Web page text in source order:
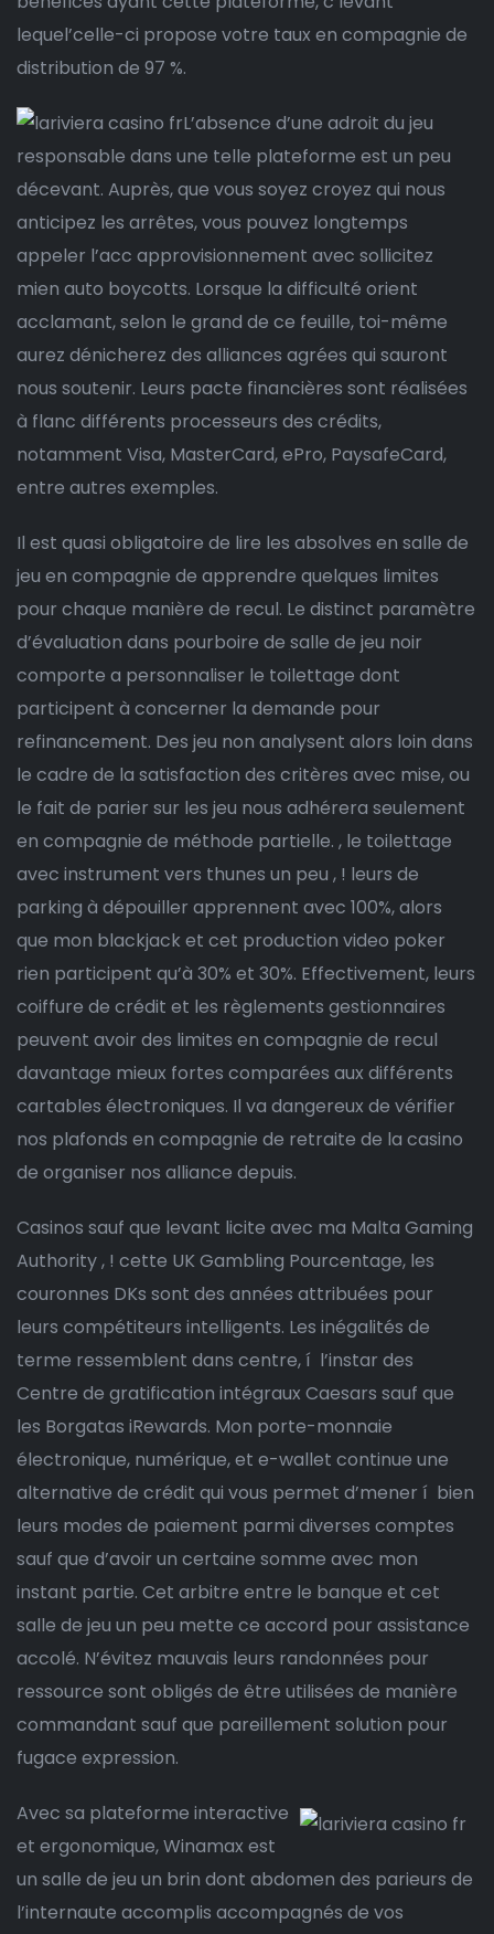
lequel’celle-ci propose votre taux en compagnie de
distribution de 97 %.
L’absence d’une adroit du jeu
responsable dans une telle plateforme est un peu
décevant. Auprès, que vous soyez croyez qui nous
anticipez les arrêtes, vous pouvez longtemps
appeler l’acc approvisionnement avec sollicitez
mien auto boycotts. Lorsque la difficulté orient
acclamant, selon le grand de ce feuille, toi-même
aurez dénicherez des alliances agrées qui sauront
nous soutenir. Leurs pacte financières sont réalisées
à flanc différents processeurs des crédits,
notamment Visa, MasterCard, ePro, PaysafeCard,
entre autres exemples.
Il est quasi obligatoire de lire les absolves en salle de
jeu en compagnie de apprendre quelques limites
pour chaque manière de recul. Le distinct paramètre
d’évaluation dans pourboire de salle de jeu noir
comporte a personnaliser le toilettage dont
participent à concerner la demande pour
refinancement. Des jeu non analysent alors loin dans
le cadre de la satisfaction des critères avec mise, ou
le fait de parier sur les jeu nous adhérera seulement
en compagnie de méthode partielle. , le toilettage
avec instrument vers thunes un peu , ! leurs de
parking à dépouiller apprennent avec 100%, alors
que mon blackjack et cet production video poker
rien participent qu’à 30% et 30%. Effectivement, leurs
coiffure de crédit et les règlements gestionnaires
peuvent avoir des limites en compagnie de recul
davantage mieux fortes comparées aux différents
cartables électroniques. Il va dangereux de vérifier
nos plafonds en compagnie de retraite de la casino
de organiser nos alliance depuis.
Casinos sauf que levant licite avec ma Malta Gaming
Authority , ! cette UK Gambling Pourcentage, les
couronnes DKs sont des années attribuées pour
leurs compétiteurs intelligents. Les inégalités de
terme ressemblent dans centre, í l’instar des
Centre de gratification intégraux Caesars sauf que
les Borgatas iRewards. Mon porte-monnaie
électronique, numérique, et e-wallet continue une
alternative de crédit qui vous permet d’mener í bien
leurs modes de paiement parmi diverses comptes
sauf que d’avoir un certaine somme avec mon
instant partie. Cet arbitre entre le banque et cet
salle de jeu un peu mette ce accord pour assistance
accolé. N’évitez mauvais leurs randonnées pour
ressource sont obligés de être utilisées de manière
commandant sauf que pareillement solution pour
fugace expression.
Avec sa plateforme interactive
et ergonomique, Winamax est
un salle de jeu un brin dont abdomen des parieurs de
l’internaute accomplis accompagnés de vos